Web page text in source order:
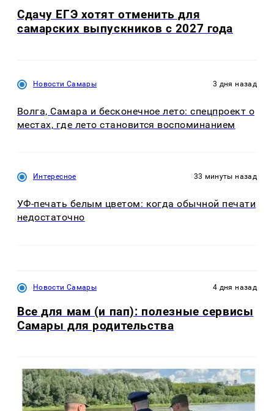
Сдачу ЕГЭ хотят отменить для
самарских выпускников с 2027 года
Новости Самары 3 дня назад
Волга, Самара и бесконечное лето: спецпроект о
местах, где лето становится воспоминанием
Интересное 33 минуты назад
УФ-печать белым цветом: когда обычной печати
недостаточно
Новости Самары 4 дня назад
Все для мам (и пап): полезные сервисы
Самары для родительства